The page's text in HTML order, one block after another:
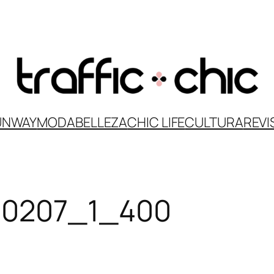
MODABELLEZACHIC LIFECULTURA